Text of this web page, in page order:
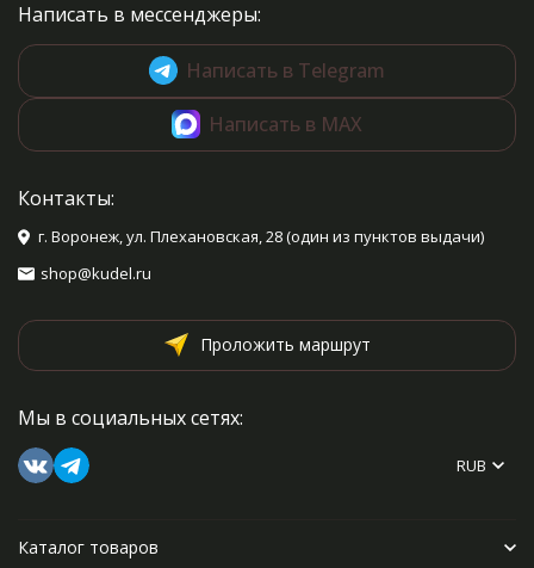
Написать в мессенджеры:
Написать в Telegram
Написать в MAX
Контакты:
г. Воронеж, ул. Плехановская, 28 (один из пунктов выдачи)
shop@kudel.ru
Проложить маршрут
Мы в социальных сетях:
RUB
Каталог товаров